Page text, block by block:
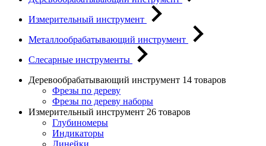
Измерительный инструмент
Металлообрабатывающий инструмент
Слесарные инструменты
Деревообрабатывающий инструмент 14 товаров
Фрезы по дереву
Фрезы по дереву наборы
Измерительный инструмент 26 товаров
Глубиномеры
Индикаторы
Линейки